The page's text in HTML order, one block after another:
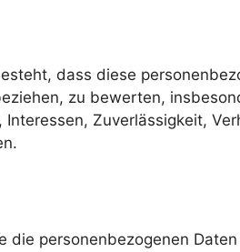
dass diese
zu bewerten,
Zuverlässigkeit,
die personenbezogenen Daten